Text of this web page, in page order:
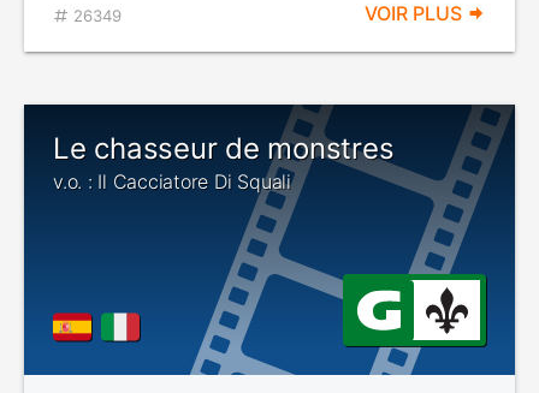
26349 VOIR PLUS
Le chasseur de monstres
v.o. : Il Cacciatore Di Squali